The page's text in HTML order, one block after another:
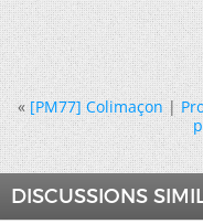
« [PM77] Colimaçon|
DISCUSSIONS